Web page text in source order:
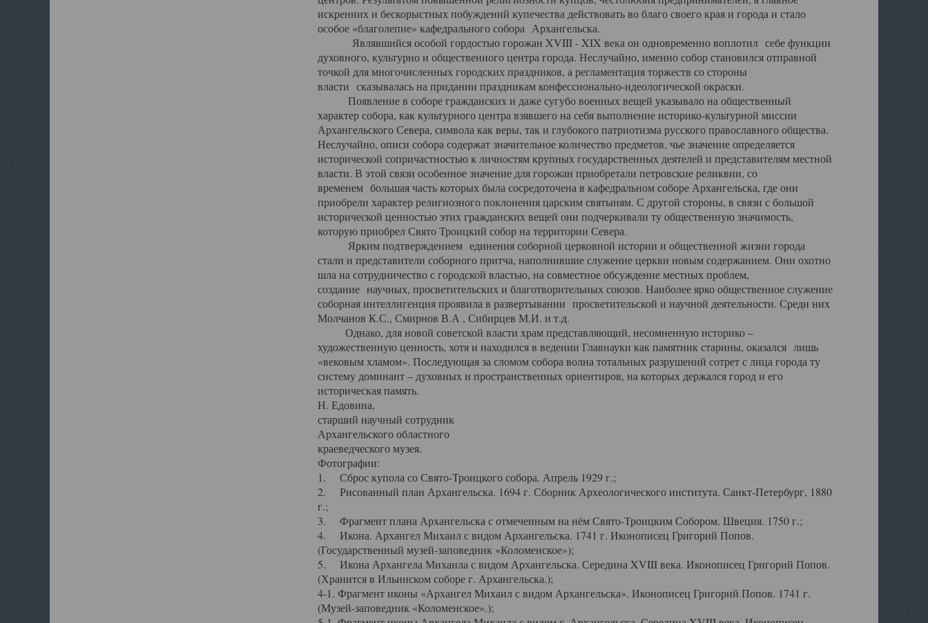
искренних и бескорыстных побуждений купечества действовать во благо своего края и города и стало
особое «благолепие» кафедрального собора Архангельска.
Являвшийся особой гордостью горожан XVIII - XIX века он одновременно воплотил себе функции
духовного, культурно и общественного центра города. Неслучайно, именно собор становился отправной
точкой для многочисленных городских праздников, а регламентация торжеств со стороны
власти сказывалась на придании праздникам конфессионально-идеологической окраски.
Появление в соборе гражданских и даже сугубо военных вещей указывало на общественный
характер собора, как культурного центра взявшего на себя выполнение историко-культурной миссии
Архангельского Севера, символа как веры, так и глубокого патриотизма русского православного общества.
Неслучайно, описи собора содержат значительное количество предметов, чье значение определяется
исторической сопричастностью к личностям крупных государственных деятелей и представителям местной
власти. В этой связи особенное значение для горожан приобретали петровские реликвии, со
временем большая часть которых была сосредоточена в кафедральном соборе Архангельска, где они
приобрели характер религиозного поклонения царским святыням. С другой стороны, в связи с большой
исторической ценностью этих гражданских вещей они подчеркивали ту общественную значимость,
которую приобрел Свято Троицкий собор на территории Севера.
Ярким подтверждением единения соборной церковной истории и общественной жизни города
стали и представители соборного притча, наполнившие служение церкви новым содержанием. Они охотно
шла на сотрудничество с городской властью, на совместное обсуждение местных проблем,
создание научных, просветительских и благотворительных союзов. Наиболее ярко общественное служение
соборная интеллигенция проявила в развертывании просветительской и научной деятельности. Среди них
Молчанов К.С., Смирнов В.А , Сибирцев М.И. и т.д.
Однако, для новой советской власти храм представляющий, несомненную историко –
художественную ценность, хотя и находился в ведении Главнауки как памятник старины, оказался лишь
«вековым хламом». Последующая за сломом собора волна тотальных разрушений сотрет с лица города ту
систему доминант – духовных и пространственных ориентиров, на которых держался город и его
историческая память.
Н. Едовина,
старший научный сотрудник
Архангельского областного
краеведческого музея.
Фотографии:
1. Сброс купола со Свято-Троицкого собора. Апрель 1929 г.;
2. Рисованный план Архангельска. 1694 г. Сборник Археологического института. Санкт-Петербург, 1880
г.;
3. Фрагмент плана Архангельска с отмеченным на нём Свято-Троицким Собором. Швеция. 1750 г.;
4. Икона. Архангел Михаил с видом Архангельска. 1741 г. Иконописец Григорий Попов.
(Государственный музей-заповедник «Коломенское»);
5. Икона Архангела Михаила с видом Архангельска. Середина XVIII века. Иконописец Григорий Попов.
(Хранится в Ильинском соборе г. Архангельска.);
4-1. Фрагмент иконы «Архангел Михаил с видом Архангельска». Иконописец Григорий Попов. 1741 г.
(Музей-заповедник «Коломенское».);